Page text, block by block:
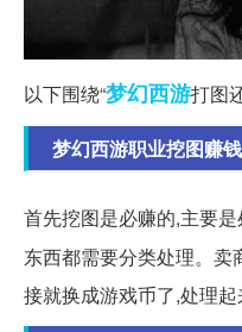
以下围绕“梦幻西游打图
梦幻西游职业挖图赚
首先挖图是必赚的,主要
东西都需要分类处理。
接就换成游戏币了,处理起